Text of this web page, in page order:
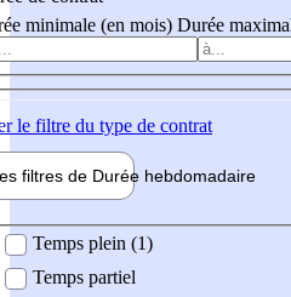
minimale (en mois) Durée
le filtre du type de contrat
filtres de Durée hebdomadaire
Temps plein (1)
Temps partiel